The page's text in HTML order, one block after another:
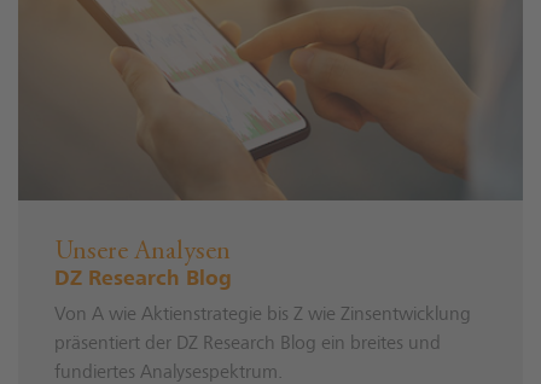
Unsere Analysen
DZ Research Blog
Von A wie Aktienstrategie bis Z wie Zinsentwicklung
präsentiert der DZ Research Blog ein breites und
fundiertes Analysespektrum.